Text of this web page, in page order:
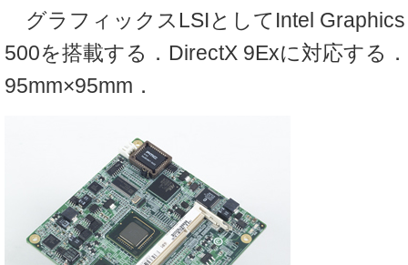
グラフィックスLSIとしてIntel Graphics
500を搭載する．DirectX 9Exに対応する
95mm×95mm．